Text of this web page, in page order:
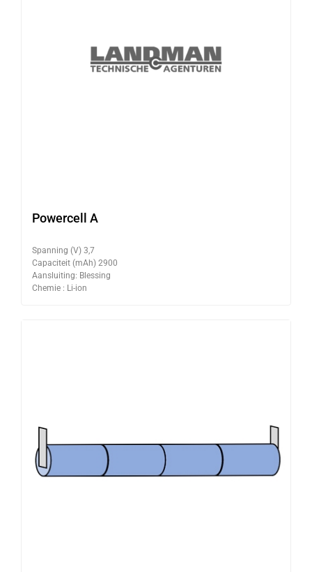
Powercell A
Spanning (V) 3,7
Capaciteit (mAh) 2900
Aansluiting: Blessing
Chemie : Li-ion